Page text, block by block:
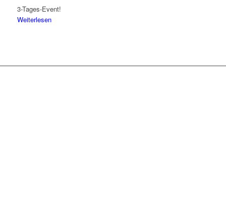
3-Tages-Event!
Weiterlesen